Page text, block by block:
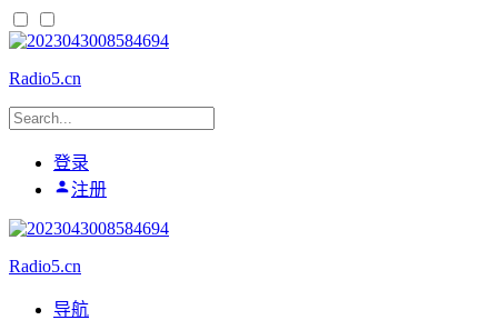
Radio5.cn
登录
注册
Radio5.cn
导航